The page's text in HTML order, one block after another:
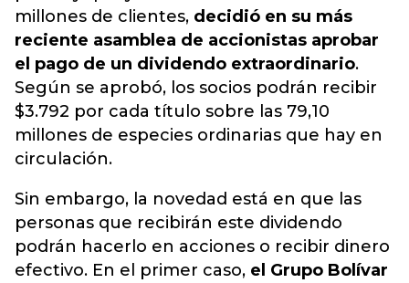
millones de clientes, decidió en su más
reciente asamblea de accionistas aprobar
el pago de un dividendo extraordinario.
Según se aprobó, los socios podrán recibir
$3.792 por cada título sobre las 79,10
millones de especies ordinarias que hay en
circulación.
Sin embargo, la novedad está en que las
personas que recibirán este dividendo
podrán hacerlo en acciones o recibir dinero
efectivo. En el primer caso, el Grupo Bolívar